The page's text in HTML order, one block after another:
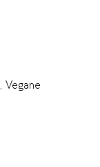
Vegane